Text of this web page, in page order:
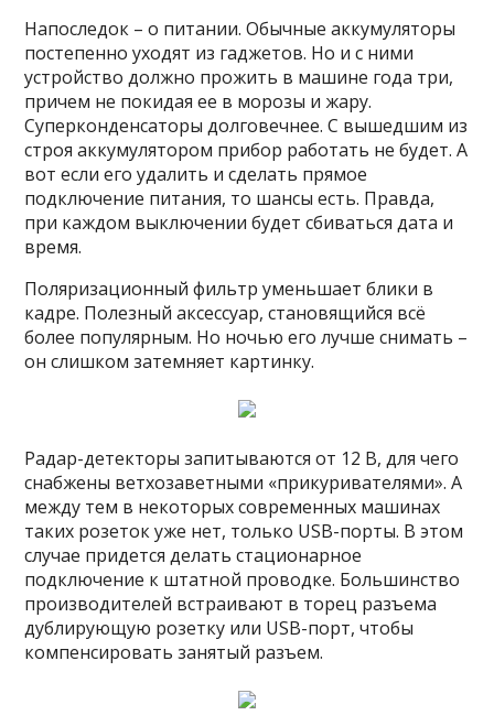
Напоследок – о питании. Обычные аккумуляторы
постепенно уходят из гаджетов. Но и с ними
устройство должно прожить в машине года три,
причем не покидая ее в морозы и жару.
Суперконденсаторы долговечнее. С вышедшим из
строя аккумулятором прибор работать не будет. А
вот если его удалить и сделать прямое
подключение питания, то шансы есть. Правда,
при каждом выключении будет сбиваться дата и
время.
Поляризационный фильтр уменьшает блики в
кадре. Полезный аксессуар, становящийся всё
более популярным. Но ночью его лучше снимать –
он слишком затемняет картинку.
Радар-детекторы запитываются от 12 В, для чего
снабжены ветхозаветными «прикуривателями». А
между тем в некоторых современных машинах
таких розеток уже нет, только USB-порты. В этом
случае придется делать стационарное
подключение к штатной проводке. Большинство
производителей встраивают в торец разъема
дублирующую розетку или USB-порт, чтобы
компенсировать занятый разъем.